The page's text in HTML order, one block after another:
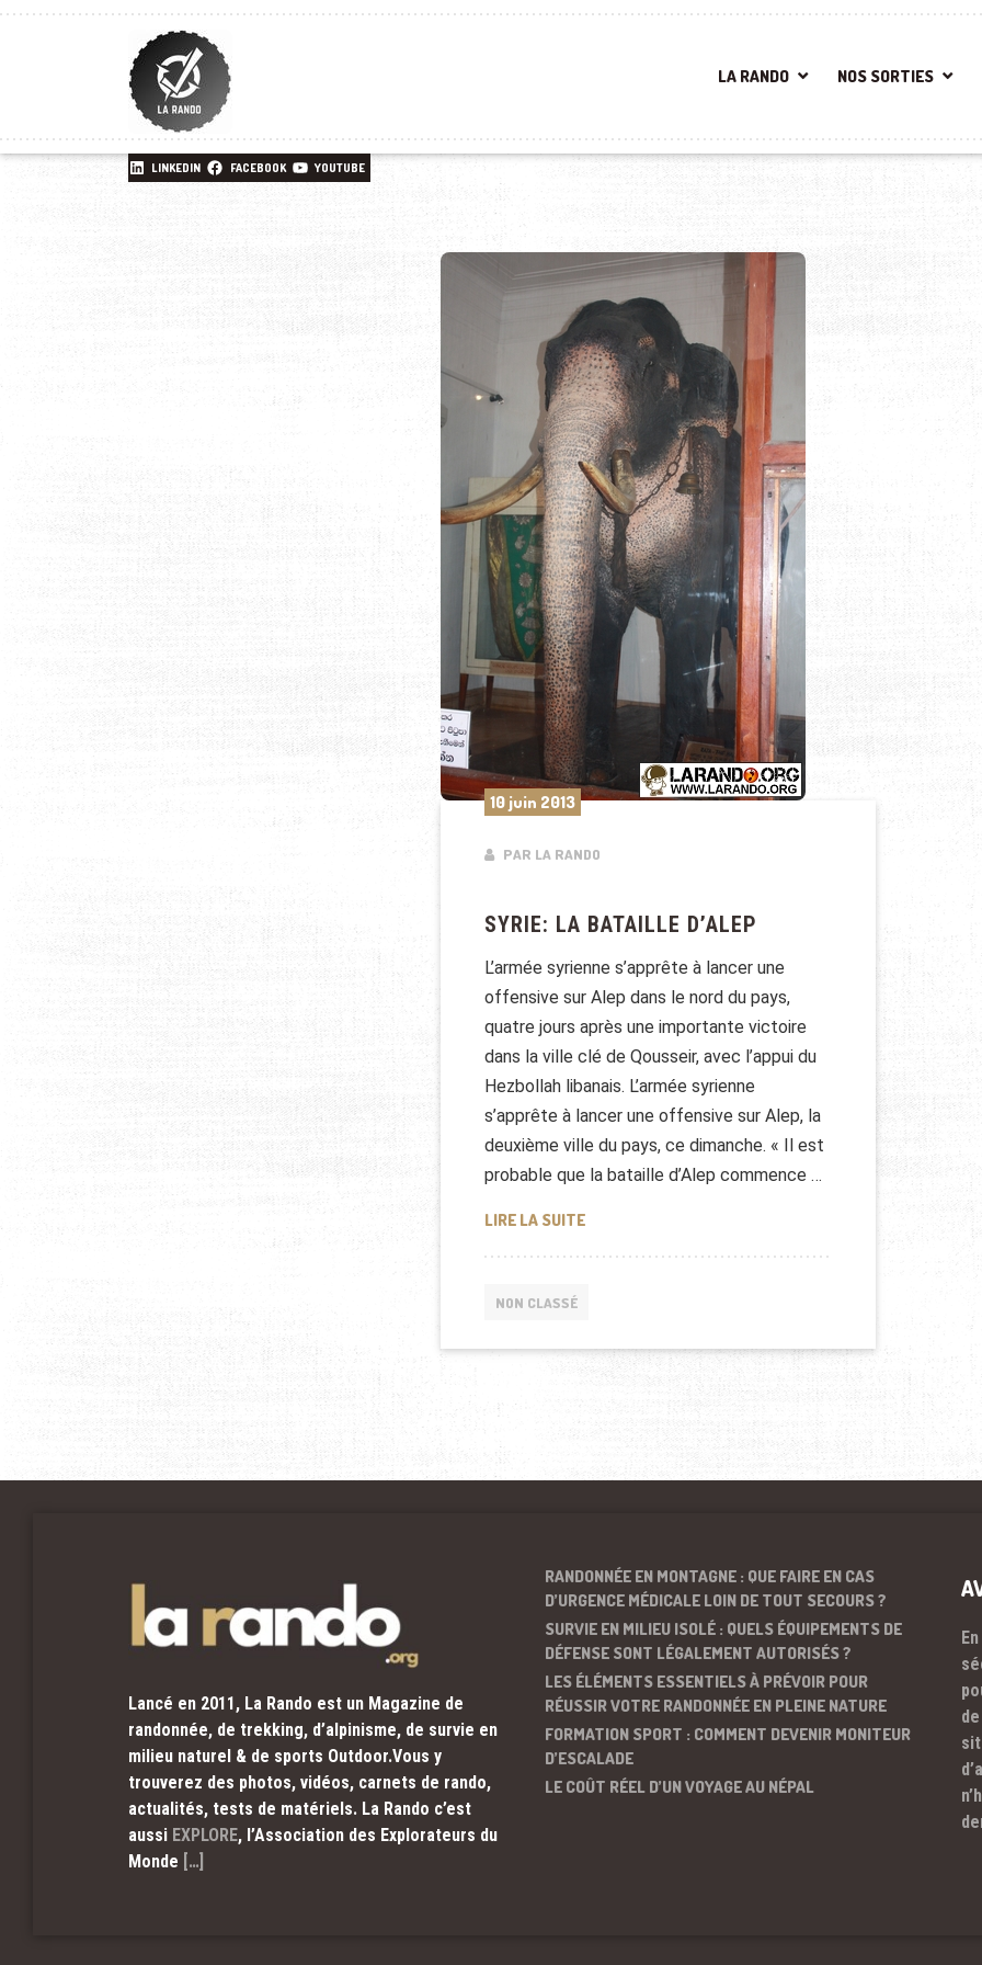
LA RANDO NOS SORTIES
LINKEDIN FACEBOOK YOUTUBE
10 juin 2013
PAR LA RANDO
SYRIE: LA BATAILLE D’ALEP
L’armée syrienne s’apprête à lancer une
offensive sur Alep dans le nord du pays,
quatre jours après une importante victoire
dans la ville clé de Qousseir, avec l’appui du
Hezbollah libanais. L’armée syrienne
s’apprête à lancer une offensive sur Alep, la
deuxième ville du pays, ce dimanche. « Il est
probable que la bataille d’Alep commence …
LIRE LA SUITESYRIE: LA BATAILLE D’ALEP
NON CLASSÉ
Lancé en 2011, La Rando est un Magazine de
randonnée, de trekking, d’alpinisme, de survie en
milieu naturel & de sports Outdoor.Vous y
trouverez des photos, vidéos, carnets de rando,
actualités, tests de matériels. La Rando c’est
aussi EXPLORE, l’Association des Explorateurs du
Monde […]
RANDONNÉE EN MONTAGNE : QUE FAIRE EN CAS
D’URGENCE MÉDICALE LOIN DE TOUT SECOURS ?
SURVIE EN MILIEU ISOLÉ : QUELS ÉQUIPEMENTS DE
DÉFENSE SONT LÉGALEMENT AUTORISÉS ?
LES ÉLÉMENTS ESSENTIELS À PRÉVOIR POUR
RÉUSSIR VOTRE RANDONNÉE EN PLEINE NATURE
FORMATION SPORT : COMMENT DEVENIR MONITEUR
D’ESCALADE
LE COÛT RÉEL D’UN VOYAGE AU NÉPAL